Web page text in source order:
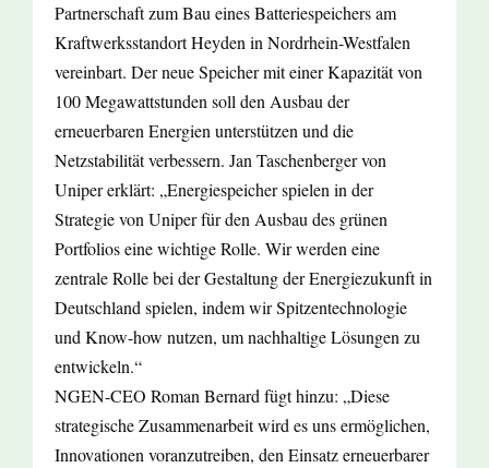
Partnerschaft zum Bau eines Batteriespeichers am
Kraftwerksstandort Heyden in Nordrhein-Westfalen
vereinbart. Der neue Speicher mit einer Kapazität von
100 Megawattstunden soll den Ausbau der
erneuerbaren Energien unterstützen und die
Netzstabilität verbessern. Jan Taschenberger von
Uniper erklärt: „Energiespeicher spielen in der
Strategie von Uniper für den Ausbau des grünen
Portfolios eine wichtige Rolle. Wir werden eine
zentrale Rolle bei der Gestaltung der Energiezukunft in
Deutschland spielen, indem wir Spitzentechnologie
und Know-how nutzen, um nachhaltige Lösungen zu
entwickeln.“
NGEN-CEO Roman Bernard fügt hinzu: „Diese
strategische Zusammenarbeit wird es uns ermöglichen,
Innovationen voranzutreiben, den Einsatz erneuerbarer